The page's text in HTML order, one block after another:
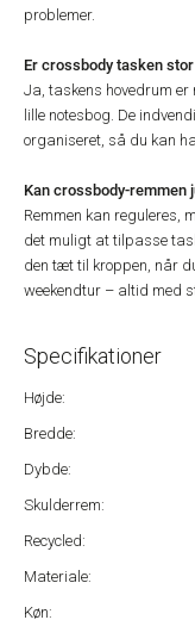
problemer.
Er crossbody tasken
Ja, taskens hovedrum
lille notesbog. De
organiseret, så du kan
Kan crossbody-remmen
Remmen kan reguleres,
det muligt at tilpasse
den tæt til kroppen, når
weekendtur – altid med
Specifikationer
Højde:
Bredde:
Dybde:
Skulderrem:
Recycled:
Materiale:
Køn: